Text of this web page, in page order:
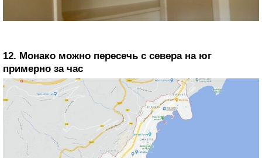
12. Монако можно пересечь с севера на юг
примерно за час